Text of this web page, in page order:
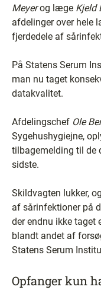
Meyerog læge Kjeld
afdelinger over hele
fjerdedele af
På Statens Serum
man nu taget
datakvalitet.
Afdelingschef Ole
Sygehushygiejne,
tilbagemelding til de
sidste.
Skildvagten lukker,
af sårinfektioner på
der endnu ikke
blandt andet af
Statens Serum
Opfanger kun